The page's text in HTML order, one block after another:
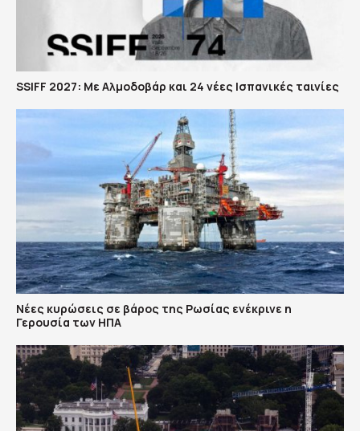
SSIFF 2027: Με Αλμοδοβάρ και 24 νέες Ισπανικές ταινίες
Νέες κυρώσεις σε βάρος της Ρωσίας ενέκρινε η
Γερουσία των ΗΠΑ